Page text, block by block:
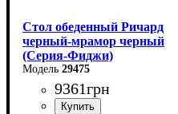
Стол обеденный Ричард
черный-мрамор черный
(Серия-Фиджи)
29475
9361грн